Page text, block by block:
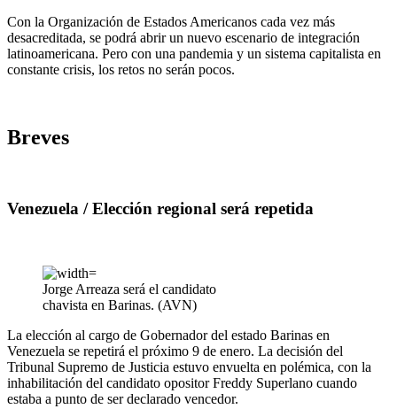
Con la Organización de Estados Americanos cada vez más
desacreditada, se podrá abrir un nuevo escenario de integración
latinoamericana. Pero con una pandemia y un sistema capitalista en
constante crisis, los retos no serán pocos.
Breves
Venezuela / Elección regional será repetida
Jorge Arreaza será el candidato
chavista en Barinas. (AVN)
La elección al cargo de Gobernador del estado Barinas en
Venezuela se repetirá el próximo 9 de enero. La decisión del
Tribunal Supremo de Justicia estuvo envuelta en polémica, con la
inhabilitación del candidato opositor Freddy Superlano cuando
estaba a punto de ser declarado vencedor.